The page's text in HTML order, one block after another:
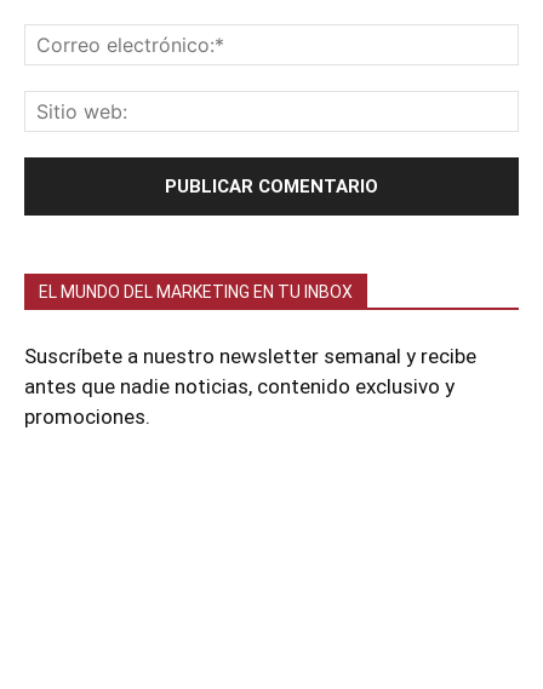
EL MUNDO DEL MARKETING EN TU INBOX
Suscríbete a nuestro newsletter semanal y recibe
antes que nadie noticias, contenido exclusivo y
promociones.